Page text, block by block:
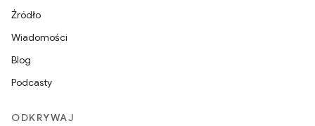
Źródło
Wiadomości
Blog
Podcasty
ODKRYWAJ